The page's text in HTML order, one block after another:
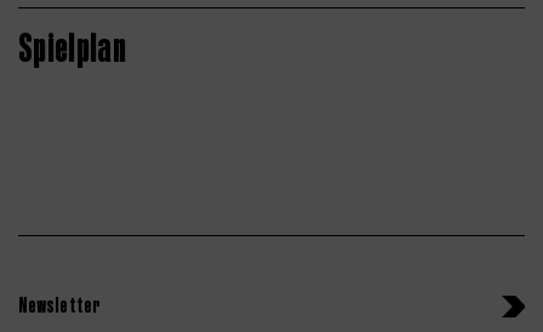
Spielplan
Newsletter